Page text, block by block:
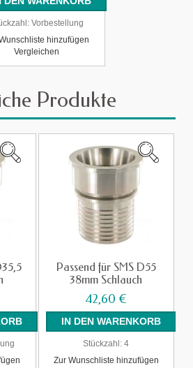
Vorbestellung
hinzufügen
Vergleichen
Produkte
Passend für SMS D55
38mm Schlauch
42,60 €
Stückzahl: 4
Zur Wunschliste hinzufügen